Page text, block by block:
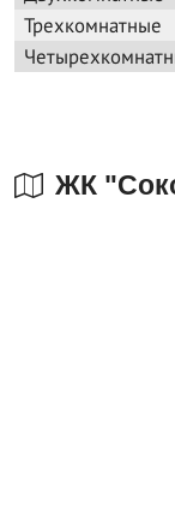
Трехкомнатные
ЖК